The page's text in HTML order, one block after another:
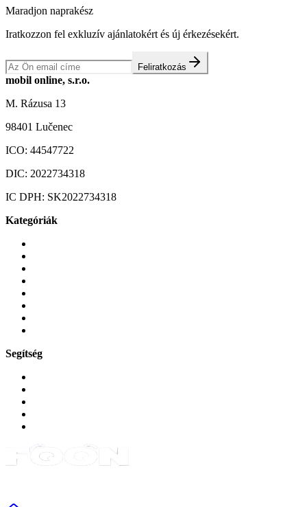
Maradjon naprakész
Iratkozzon fel exkluzív ajánlatokért és új érkezésekért.
Feliratkozás
mobil online, s.r.o.
M. Rázusa 13
98401 Lučenec
ICO: 44547722
DIC: 2022734318
IC DPH: SK2022734318
Kategóriák
Segítség